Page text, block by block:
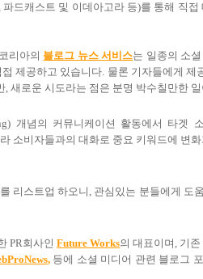
드캐스트 및 이데아고라 등)를 통해 직접
리아의 블로그 뉴스 서비스는 일종의 소
제공하고 있습니다. 물론 기자들에게 제
새로운 시도라는 점은 분명 박수칠만한
개념의 커뮤니케이션 활동에서 타겟
소비자들과의 대화로 중요 키워드에 변
리스트업 하오니, 관심있는 분들에게 도
PR회사인 Future Works의 대표이며, 기
,등에 소셜 미디어 관련 블로그